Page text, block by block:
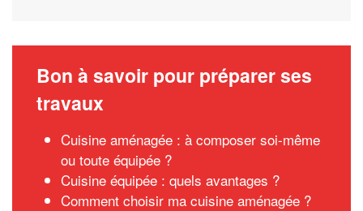
Bon à savoir pour préparer ses
travaux
Cuisine aménagée : à composer soi-même
ou toute équipée ?
Cuisine équipée : quels avantages ?
Comment choisir ma cuisine aménagée ?